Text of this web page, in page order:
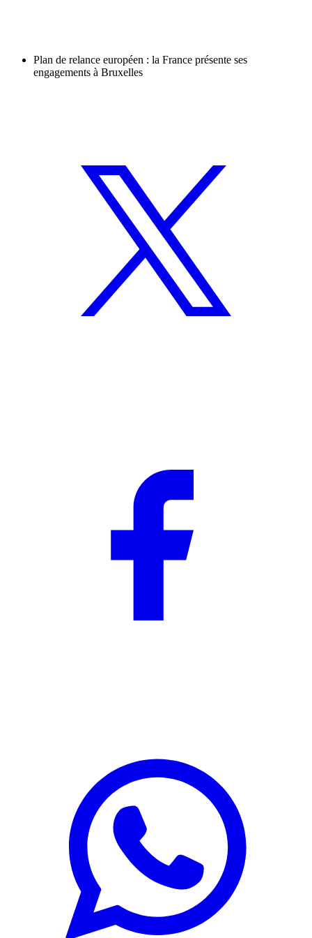
Plan de relance européen : la France présente ses
engagements à Bruxelles